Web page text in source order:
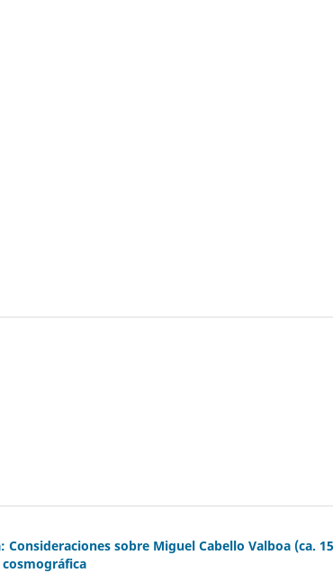
Consideraciones sobre Miguel Cabello Valboa (ca.